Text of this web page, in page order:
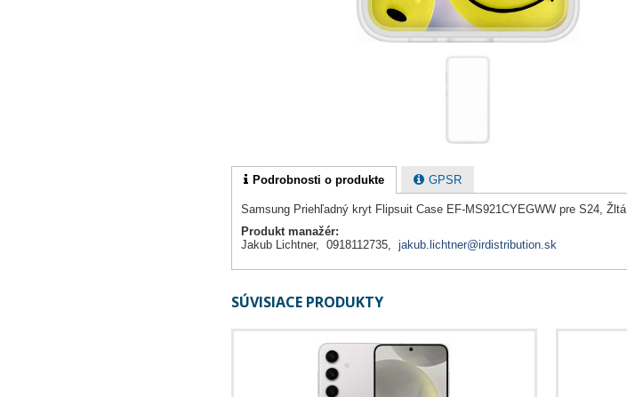
Podrobnosti o produkte GPSR
Samsung Priehľadný kryt Flipsuit Case EF-MS921CYEGWW pre S24, Žltá
Produkt manažér:
Jakub Lichtner, 0918112735, jakub.lichtner@irdistribution.sk
SÚVISIACE PRODUKTY